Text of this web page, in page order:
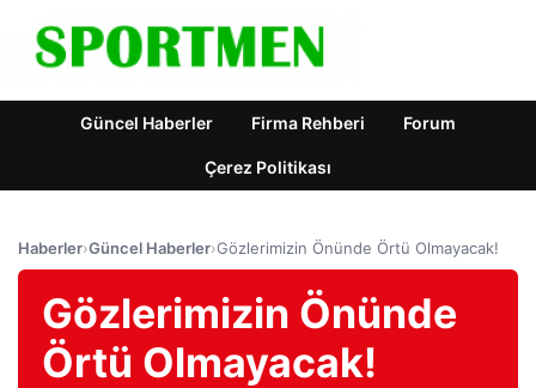
Güncel Haberler Firma Rehberi Forum
Çerez Politikası
Haberler›Güncel Haberler›Gözlerimizin Önünde Örtü Olmayacak!
Gözlerimizin Önünde
Örtü Olmayacak!